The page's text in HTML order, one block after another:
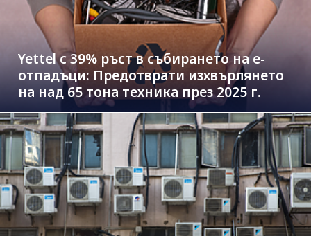
Yettel с 39% ръст в събирането на е-
отпадъци: Предотврати изхвърлянето
на над 65 тона техника през 2025 г.